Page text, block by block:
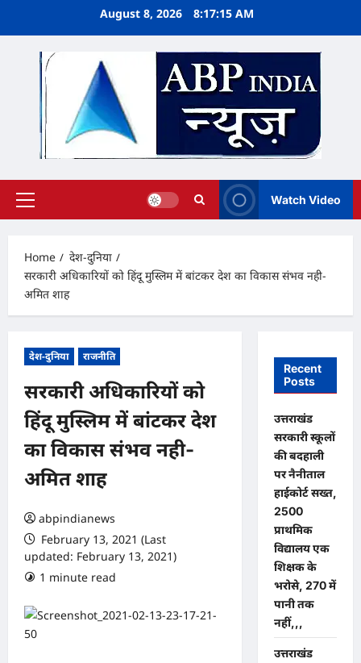
August 8, 2026 8:17:15 AM
Primary
Watch Video
Home
देश-दुनिया
सरकारी अधिकारियों को हिंदू मुस्लिम में बांटकर देश का विकास संभव नही-
अमित शाह
देश-दुनिया राजनीति
सरकारी अधिकारियों को
हिंदू मुस्लिम में बांटकर देश
का विकास संभव नही-
अमित शाह
abpindianews
February 13, 2021 (Last
updated: February 13, 2021)
1 minute read
Recent
Posts
उत्तराखंड
सरकारी स्कूलों
की बदहाली
पर नैनीताल
हाईकोर्ट सख्त,
2500
प्राथमिक
विद्यालय एक
शिक्षक के
भरोसे, 270 में
पानी तक
नहीं,,,
उत्तराखंड